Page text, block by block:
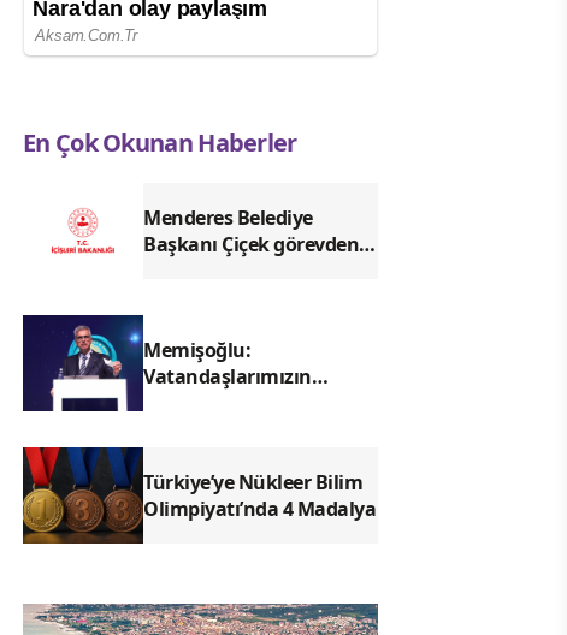
En Çok Okunan Haberler
Menderes Belediye
Başkanı Çiçek görevden
Memişoğlu:
Vatandaşlarımızın
Türkiye’ye Nükleer Bilim
Olimpiyatı’nda 4 Madalya